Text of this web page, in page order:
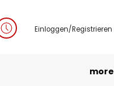
Einloggen/Registrieren
more